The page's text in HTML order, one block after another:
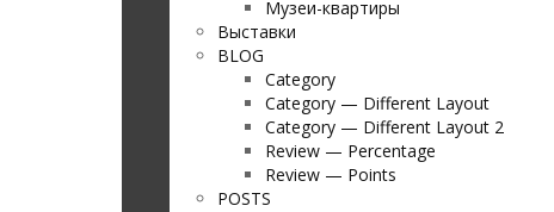
Музеи-квартиры
Выставки
BLOG
Category
Category — Different Layout
Category — Different Layout 2
Review — Percentage
Review — Points
POSTS